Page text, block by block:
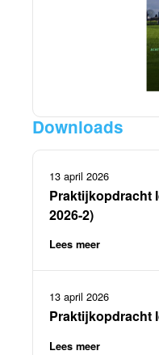
Downloads
13 april 2026
Praktijkopdracht
2026-2)
Lees meer
13 april 2026
Praktijkopdracht
Lees meer